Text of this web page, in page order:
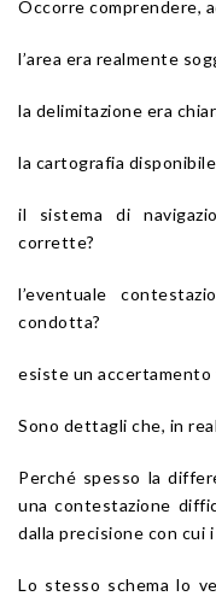
Occorre comprendere,
l’area era realmente
la delimitazione era
la cartografia
il sistema di
corrette?
l’eventuale
condotta?
esiste un accertamento
Sono dettagli che, in
Perché spesso la
una contestazione
dalla precisione con
Lo stesso schema lo